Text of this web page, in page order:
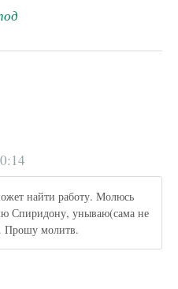
найти работу. Молюсь
Спиридону, унываю(сама не
Прошу молитв.